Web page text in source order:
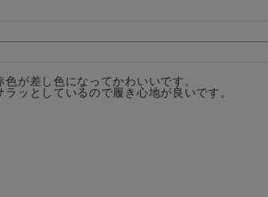
色が差し色になってかわいいです。
ラッとしているので履き心地が良いです。